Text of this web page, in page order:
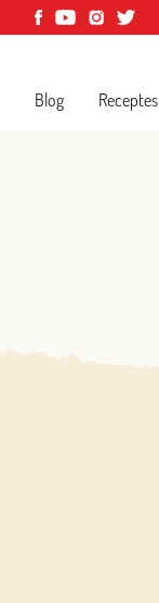
Blog Receptes